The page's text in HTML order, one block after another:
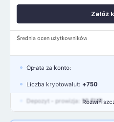
Średnia ocen użytkowników
Załóż
Rozwiń
Opłata za konto:
Liczba kryptowalut: +750
Depozyt - prowizja: 10 EUR